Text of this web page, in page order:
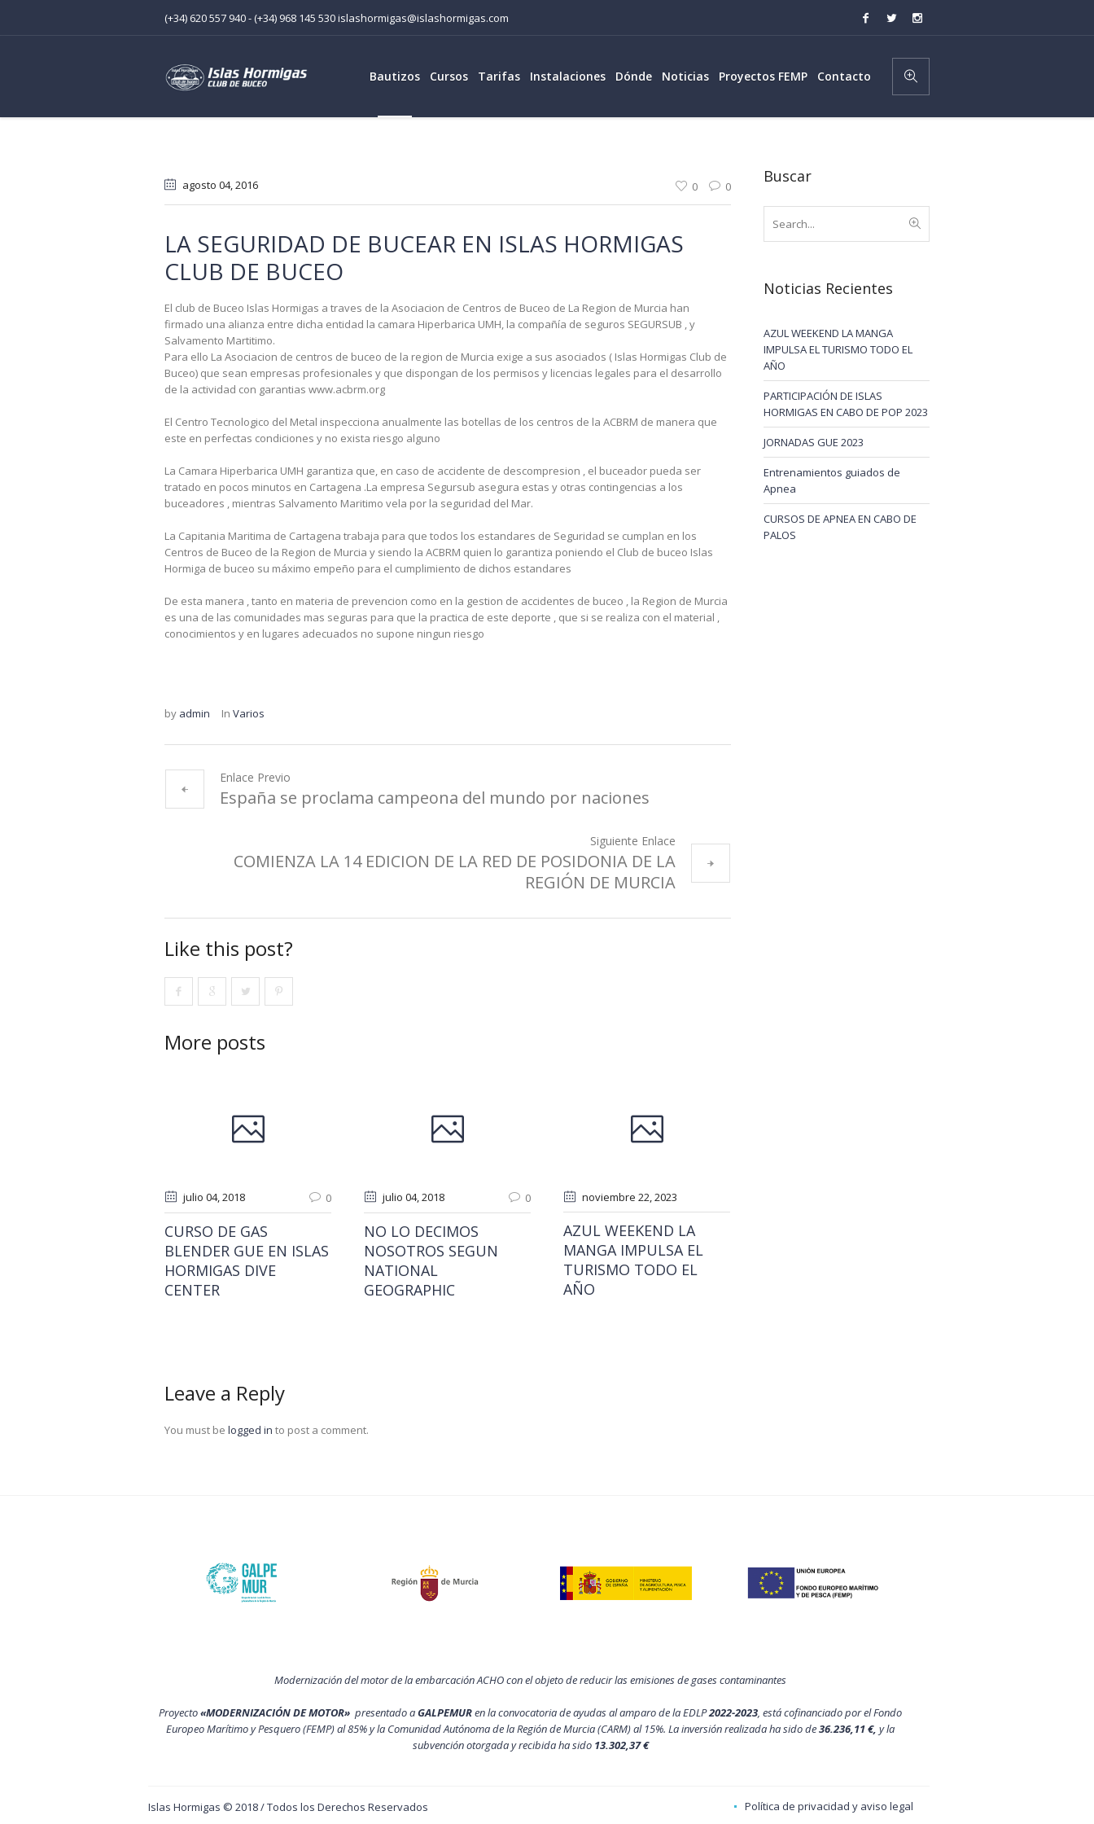
(+34) 620 557 940 - (+34) 968 145 530 islashormigas@islashormigas.com
Bautizos Cursos Tarifas Instalaciones Dónde Noticias Proyectos FEMP Contacto
agosto 04, 2016 0 0
LA SEGURIDAD DE BUCEAR EN ISLAS HORMIGAS
CLUB DE BUCEO
El club de Buceo Islas Hormigas a traves de la Asociacion de Centros de Buceo de La Region de Murcia han
firmado una alianza entre dicha entidad la camara Hiperbarica UMH, la compañía de seguros SEGURSUB , y
Salvamento Martitimo.
Para ello La Asociacion de centros de buceo de la region de Murcia exige a sus asociados ( Islas Hormigas Club de
Buceo) que sean empresas profesionales y que dispongan de los permisos y licencias legales para el desarrollo
de la actividad con garantias www.acbrm.org
El Centro Tecnologico del Metal inspecciona anualmente las botellas de los centros de la ACBRM de manera que
este en perfectas condiciones y no exista riesgo alguno
La Camara Hiperbarica UMH garantiza que, en caso de accidente de descompresion , el buceador pueda ser
tratado en pocos minutos en Cartagena .La empresa Segursub asegura estas y otras contingencias a los
buceadores , mientras Salvamento Maritimo vela por la seguridad del Mar.
La Capitania Maritima de Cartagena trabaja para que todos los estandares de Seguridad se cumplan en los
Centros de Buceo de la Region de Murcia y siendo la ACBRM quien lo garantiza poniendo el Club de buceo Islas
Hormiga de buceo su máximo empeño para el cumplimiento de dichos estandares
De esta manera , tanto en materia de prevencion como en la gestion de accidentes de buceo , la Region de Murcia
es una de las comunidades mas seguras para que la practica de este deporte , que si se realiza con el material ,
conocimientos y en lugares adecuados no supone ningun riesgo
by admin In Varios
Enlace Previo
España se proclama campeona del mundo por naciones
Siguiente Enlace
COMIENZA LA 14 EDICION DE LA RED DE POSIDONIA DE LA
REGIÓN DE MURCIA
Like this post?
More posts
julio 04, 2018 0
CURSO DE GAS
BLENDER GUE EN ISLAS
HORMIGAS DIVE
CENTER
julio 04, 2018 0
NO LO DECIMOS
NOSOTROS SEGUN
NATIONAL
GEOGRAPHIC
noviembre 22, 2023
AZUL WEEKEND LA
MANGA IMPULSA EL
TURISMO TODO EL
AÑO
Leave a Reply
You must be logged in to post a comment.
Buscar
Noticias Recientes
AZUL WEEKEND LA MANGA
IMPULSA EL TURISMO TODO EL
AÑO
PARTICIPACIÓN DE ISLAS
HORMIGAS EN CABO DE POP 2023
JORNADAS GUE 2023
Entrenamientos guiados de
Apnea
CURSOS DE APNEA EN CABO DE
PALOS
Modernización del motor de la embarcación ACHO con el objeto de reducir las emisiones de gases contaminantes
Proyecto«MODERNIZACIÓN DE MOTOR» presentado aGALPEMURen la convocatoria de ayudas al amparo de la EDLP2022-2023 , está cofinanciado por el Fondo
Europeo Marítimo y Pesquero (FEMP) al 85% y la Comunidad Autónoma de la Región de Murcia (CARM) al 15%. La inversión realizada ha sido de36.236,11 €, y la
subvención otorgada y recibida ha sido 13.302,37 €
Política de privacidad y aviso legal
Islas Hormigas © 2018 / Todos los Derechos Reservados